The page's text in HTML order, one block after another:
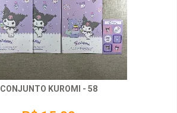
CONJUNTO KUROMI - 58